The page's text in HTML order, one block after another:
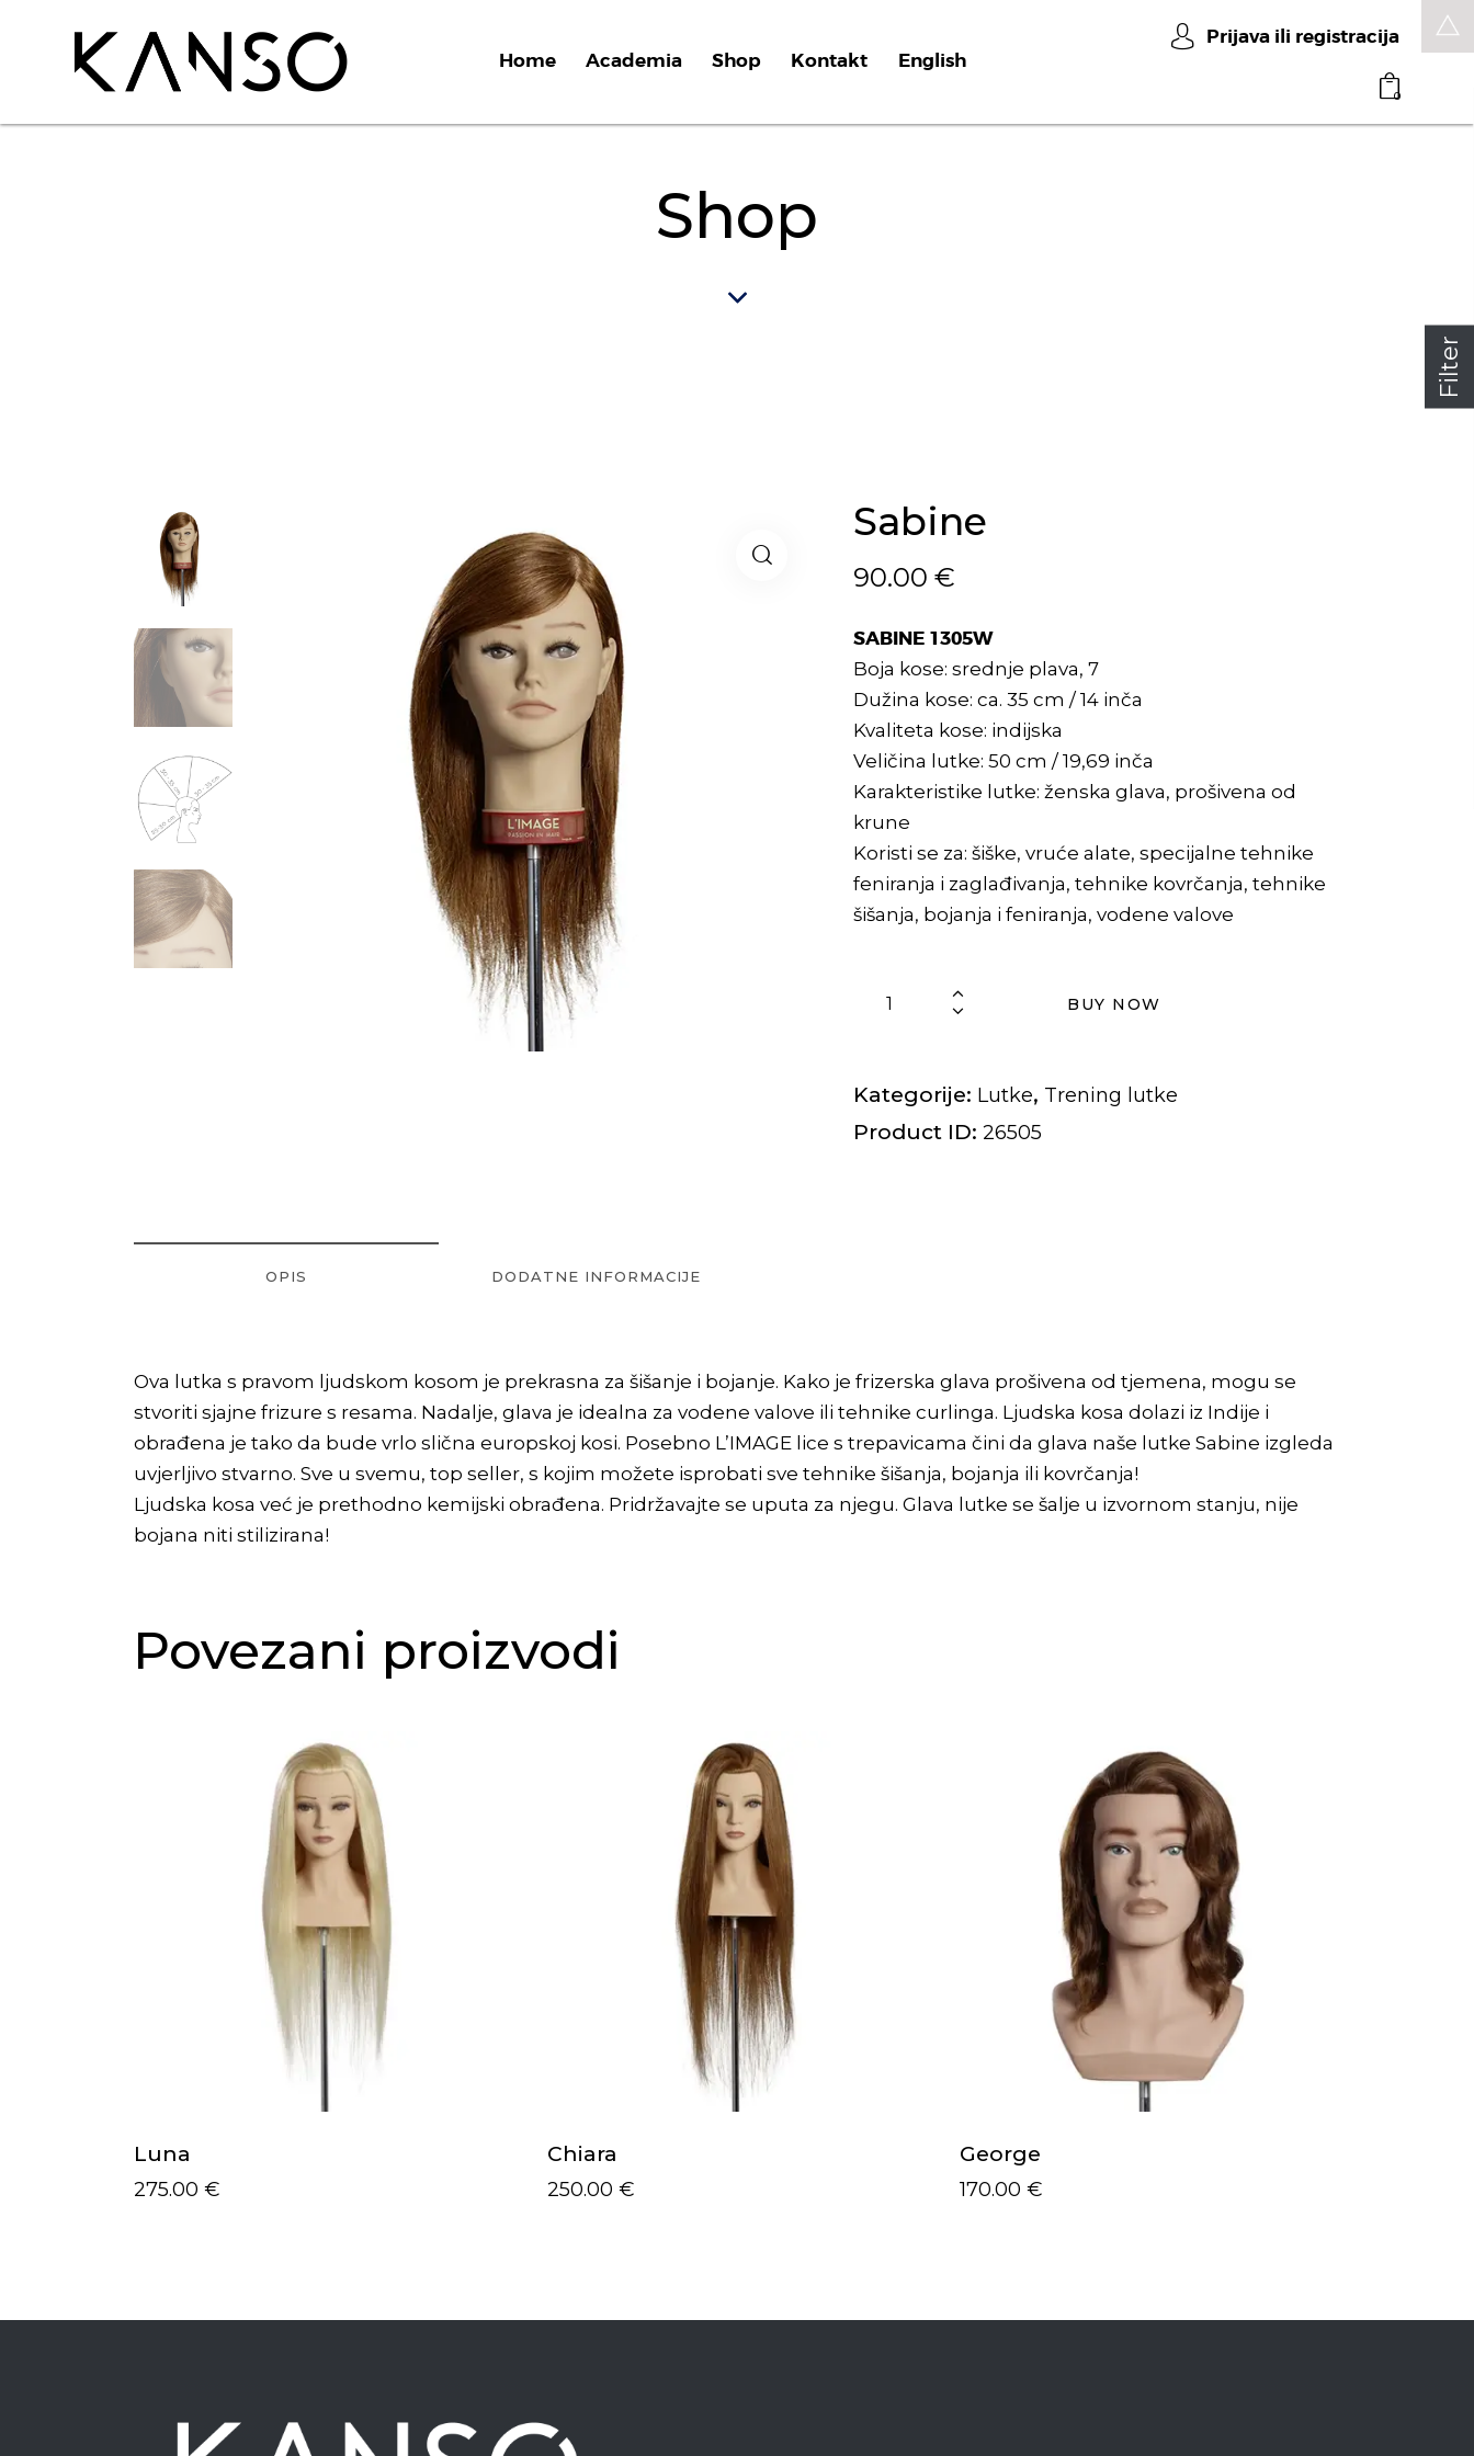
Home Academia Shop Kontakt English
Prijava ili registracija
0
Shop
Filter
Sabine
90.00 €
SABINE 1305W
Boja kose: srednje plava, 7
Dužina kose: ca. 35 cm / 14 inča
Kvaliteta kose: indijska
Veličina lutke: 50 cm / 19,69 inča
Karakteristike lutke: ženska glava, prošivena od
krune
Koristi se za: šiške, vruće alate, specijalne tehnike
feniranja i zaglađivanja, tehnike kovrčanja, tehnike
šišanja, bojanja i feniranja, vodene valove
BUY NOW
Kategorije: Lutke, Trening lutke
Product ID: 26505
OPIS DODATNE INFORMACIJE
Ova lutka s pravom ljudskom kosom je prekrasna za šišanje i bojanje. Kako je frizerska glava prošivena od tjemena, mogu se
stvoriti sjajne frizure s resama. Nadalje, glava je idealna za vodene valove ili tehnike curlinga. Ljudska kosa dolazi iz Indije i
obrađena je tako da bude vrlo slična europskoj kosi. Posebno L’IMAGE lice s trepavicama čini da glava naše lutke Sabine izgleda
uvjerljivo stvarno. Sve u svemu, top seller, s kojim možete isprobati sve tehnike šišanja, bojanja ili kovrčanja!
Ljudska kosa već je prethodno kemijski obrađena. Pridržavajte se uputa za njegu. Glava lutke se šalje u izvornom stanju, nije
bojana niti stilizirana!
Povezani proizvodi
Luna
275.00 €
Chiara
250.00 €
George
170.00€